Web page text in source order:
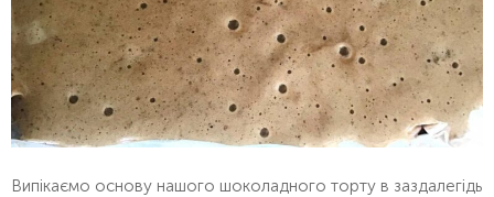
Випікаємо основу нашого шоколадного торту в заздалегідь